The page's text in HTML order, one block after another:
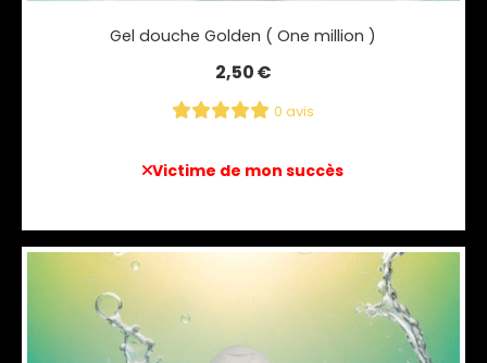
Gel douche Golden ( One million )
2,50€
0 avis
Victime de mon succès